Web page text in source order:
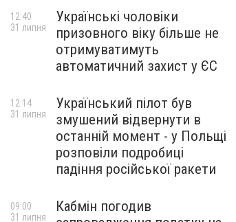
Українські чоловіки
призовного віку більше не
отримуватимуть
автоматичний захист у ЄС
12:40
31 липня
Український пілот був
змушений відвернути в
останній момент - у Польщі
розповіли подробиці
падіння російської ракети
12:14
31 липня
Кабмін погодив
09:00
31 липня